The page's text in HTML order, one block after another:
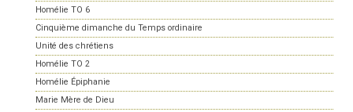
Homélie TO 6
Cinquième dimanche du Temps ordinaire
Unité des chrétiens
Homélie TO 2
Homélie Épiphanie
Marie Mère de Dieu